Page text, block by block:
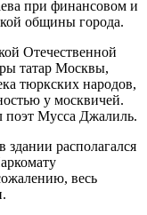
при финансовом и
общины города.
Отечественной
татар Москвы,
тюркских народов,
у москвичей.
поэт Мусса Джалиль.
располагался
весь